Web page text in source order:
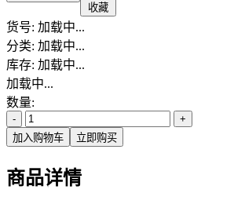
收藏
货号: 加载中...
分类: 加载中...
库存: 加载中...
加载中...
数量:
-
+
加入购物车
立即购买
商品详情